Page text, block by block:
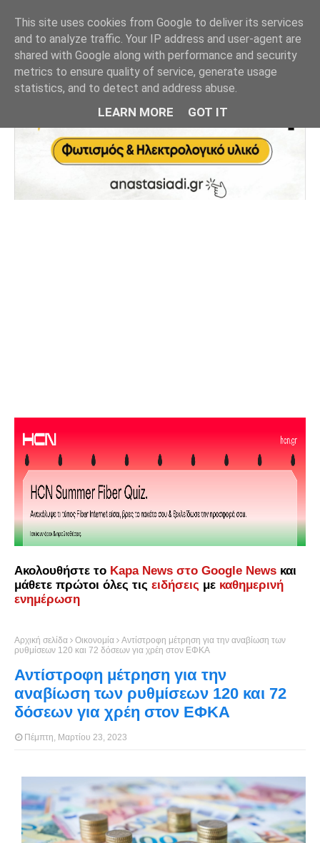
Ακολουθήστε το Kapa News στο Google News και
μάθετε πρώτοι όλες τις ειδήσεις με καθημερινή
ενημέρωση
Αρχική σελίδα Οικονομία
Αντίστροφη μέτρηση για την αναβίωση των
ρυθμίσεων 120 και 72 δόσεων για χρέη στον ΕΦΚΑ
Αντίστροφη μέτρηση για την
αναβίωση των ρυθμίσεων 120 και 72
δόσεων για χρέη στον ΕΦΚΑ
Πέμπτη, Μαρτίου 23, 2023
This site uses cookies from Google to deliver its services
and to analyze traffic. Your IP address and user-agent are
shared with Google along with performance and security
metrics to ensure quality of service, generate usage
statistics, and to detect and address abuse.
LEARN MORE GOT IT